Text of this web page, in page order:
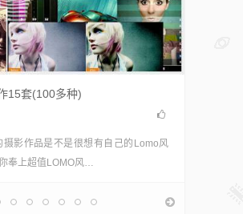
15套(100多种)
影作品是不是很想有自己的Lomo风
奉上超值LOMO风…